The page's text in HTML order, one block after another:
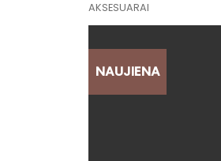
AKSESUARAI
NAUJIENA